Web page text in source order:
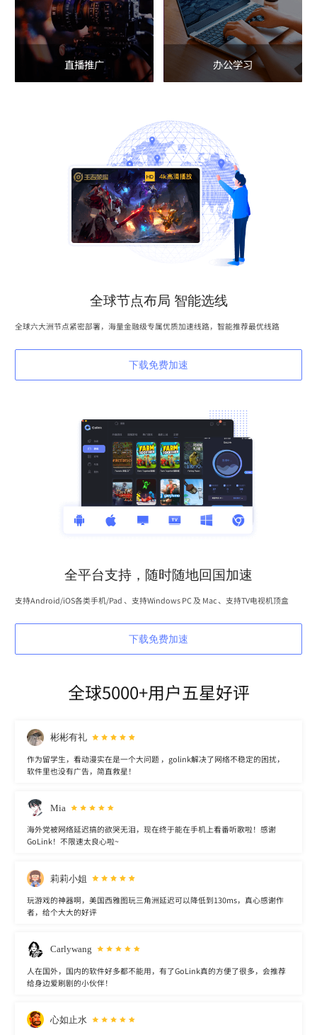
直播推广 办公学习
全球节点布局 智能选线
全球六大洲节点紧密部署，海量金融级专属优质加速线路，智能推荐最优线路
下载免费加速
全平台支持，随时随地回国加速
支持Android/iOS各类手机/Pad 、支持Windows PC 及 Mac 、支持TV电视机顶盒
下载免费加速
全球5000+用户五星好评
彬彬有礼
作为留学生，看动漫实在是一个大问题 ，golink解决了网络不稳定的困扰，
软件里也没有广告，简直救星！
Mia
海外党被网络延迟搞的欲哭无泪，现在终于能在手机上看番听歌啦！感谢
GoLink！不限速太良心啦~
莉莉小姐
玩游戏的神器啊，美国西雅图玩三角洲延迟可以降低到130ms，真心感谢作
者，给个大大的好评
Carlywang
人在国外，国内的软件好多都不能用，有了GoLink真的方便了很多，会推荐
给身边爱刷剧的小伙伴！
心如止水